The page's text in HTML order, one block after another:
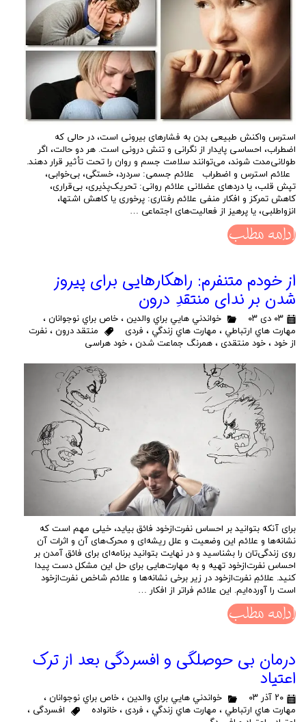
استرس واکنش طبیعی بدن به فشارهای بیرونی است، در حالی که
اضطراب، احساسی پایدار از نگرانی و تنش درونی است. هر دو حالت، اگر
طولانی‌مدت شوند، می‌توانند سلامت جسم و روان را تحت تأثیر قرار دهند.
علائم استرس و اضطراب علائم جسمی: سردرد، خستگی، بی‌خوابی،
تپش قلب، یا دردهای عضلانی علائم روانی: تحریک‌پذیری، بی‌قراری،
کاهش تمرکز و افکار منفی علائم رفتاری: پرخوری یا کاهش اشتها،
انزواطلبی، یا پرهیز از فعالیت‌های اجتماعی …
ادامه مطلب
از خودم متنفرم: راهکار‌هایی برای پیروز
شدن بر ندای منتقدِ درون
۰۳ دی ۰۳ خواندني هايي براي والدين ، خاص براي نوجوانان ،
مهارت هاي ارتباطي ، مهارت هاي زندگي ، فردی منتقد درون ، نفرت
از خود ، خود منتقدی ، همرنگ جماعت شدن ، خود هراسی
برای آنکه بتوانید بر احساس نفرت‌از‌خود فائق بیاید، خیلی مهم است که
نشانه‌ها و علائم این وضعیت و علل ریشه‌ای و محرک‌های آن و اثرات آن
روی زندگی‌تان را بشناسید و در نهایت بتوانید برنامه‌ای برای فائق آمدن بر
احساس نفرت‌از‌خود تهیه و به مهارت‌هایی برای حل این مشکل دست پیدا
کنید. علائمِ نفرت‌از‌خود در زیر برخی نشانه‌ها و علائم شاخص نفرت‌از‌خود
است را آورده‌ایم. این علائم فراتر از افکار …
ادامه مطلب
درمان بی حوصلگی و افسردگی بعد از ترک
اعتیاد
۲۰ آذر ۰۳ خواندني هايي براي والدين ، خاص براي نوجوانان ،
مهارت هاي ارتباطي ، مهارت هاي زندگي ، فردی ، خانواده افسردگی ،